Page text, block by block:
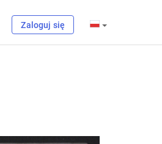
Zaloguj się